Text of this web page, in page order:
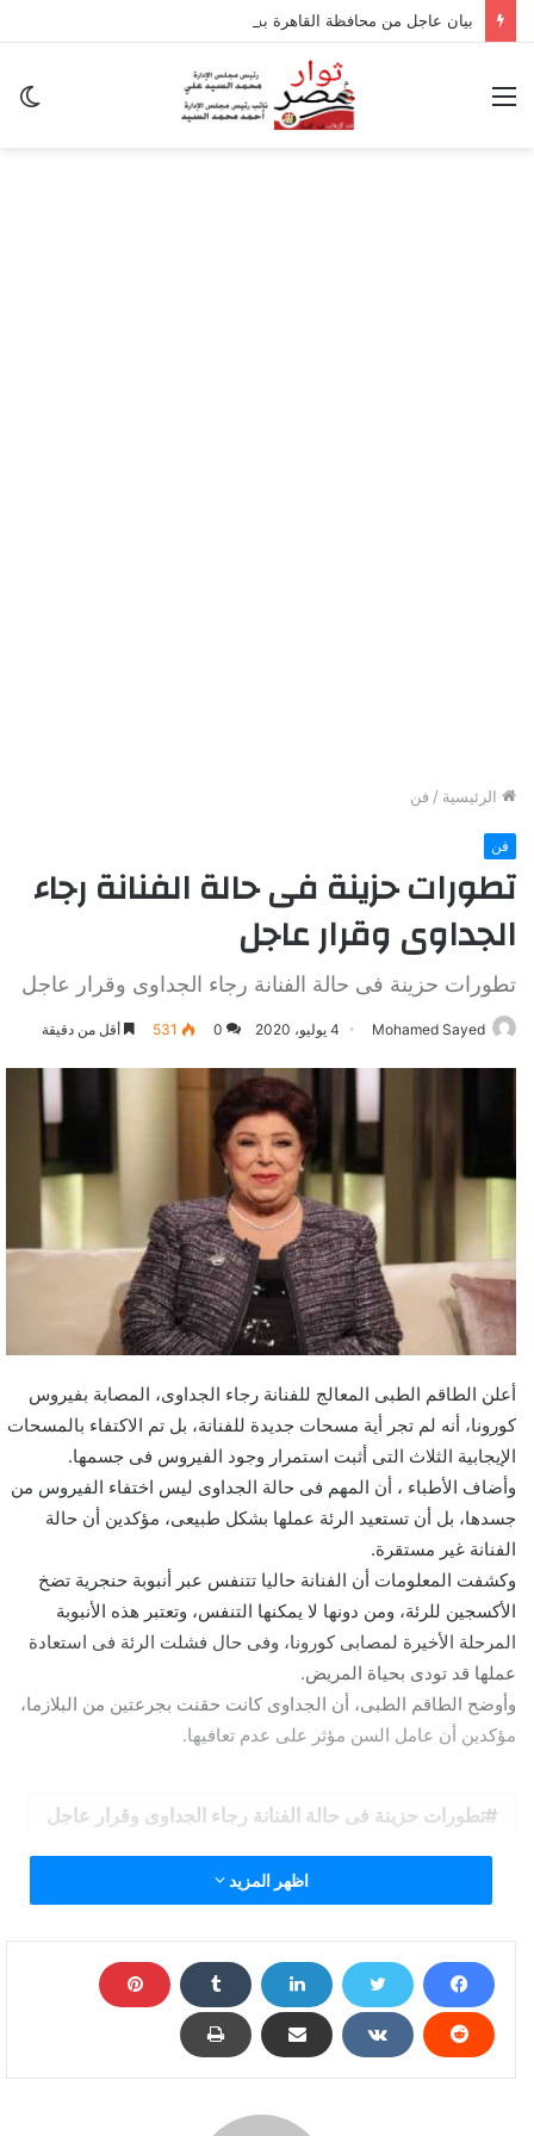
بيان عاجل من محافظة القاهرة بشأن تداعيات الزلزال
القائمة
الرئيسية / فن
فن
تطورات حزينة فى حالة الفنانة رجاء
الجداوى وقرار عاجل
تطورات حزينة فى حالة الفنانة رجاء الجداوى وقرار عاجل
Mohamed Sayed 4 يوليو، 2020 0
531 أقل من دقيقة
أعلن الطاقم الطبى المعالج للفنانة رجاء الجداوى، المصابة بفيروس
كورونا، أنه لم تجر أية مسحات جديدة للفنانة، بل تم الاكتفاء بالمسحات
الإيجابية الثلاث التى أثبت استمرار وجود الفيروس فى جسمها.
وأضاف الأطباء ، أن المهم فى حالة الجداوى ليس اختفاء الفيروس من
جسدها، بل أن تستعيد الرئة عملها بشكل طبيعى، مؤكدين أن حالة
الفنانة غير مستقرة.
وكشفت المعلومات أن الفنانة حاليا تتنفس عبر أنبوبة حنجرية تضخ
الأكسجين للرئة، ومن دونها لا يمكنها التنفس، وتعتبر هذه الأنبوبة
المرحلة الأخيرة لمصابى كورونا، وفى حال فشلت الرئة فى استعادة
عملها قد تودى بحياة المريض.
وأوضح الطاقم الطبى، أن الجداوى كانت حقنت بجرعتين من البلازما،
مؤكدين أن عامل السن مؤثر على عدم تعافيها.
تطورات حزينة فى حالة الفنانة رجاء الجداوى وقرار عاجل
اظهر المزيد